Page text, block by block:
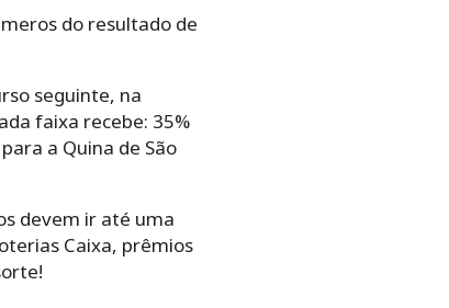
do resultado de
seguinte, na
faixa recebe: 35%
a Quina de São
devem ir até uma
Caixa, prêmios